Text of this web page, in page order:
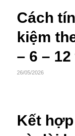
Cách
kiệm
– 6 –
26/05/2026
Kết